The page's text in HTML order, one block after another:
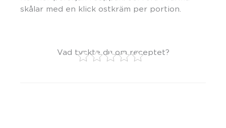
skålar med en klick ostkräm per portion.
Vad tyckte du om receptet?